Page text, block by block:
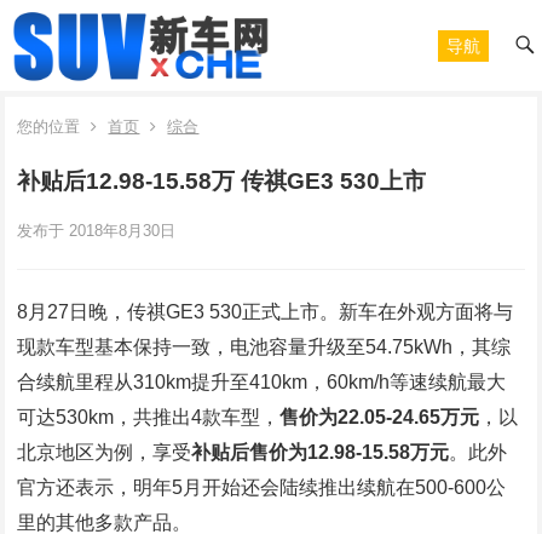
导航
您的位置 首页 综合
补贴后12.98-15.58万 传祺GE3 530上市
发布于 2018年8月30日
8月27日晚，传祺GE3 530正式上市。新车在外观方面将与
现款车型基本保持一致，电池容量升级至54.75kWh，其综
合续航里程从310km提升至410km，60km/h等速续航最大
可达530km，共推出4款车型，售价为22.05-24.65万元 ，以
北京地区为例，享受补贴后售价为12.98-15.58万元。此外
官方还表示，明年5月开始还会陆续推出续航在500-600公
里的其他多款产品。